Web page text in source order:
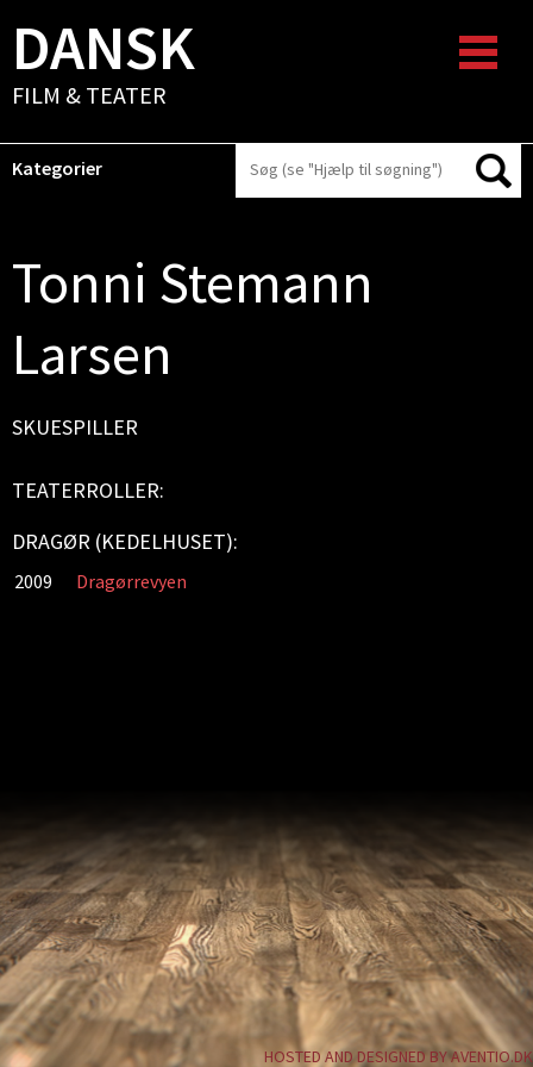
DANSK
FILM & TEATER
Kategorier
Tonni Stemann
Larsen
SKUESPILLER
TEATERROLLER:
DRAGØR (KEDELHUSET):
2009 Dragørrevyen
HOSTED AND DESIGNED BY AVENTIO.DK